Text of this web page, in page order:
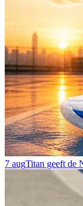
7 augTitan geeft de